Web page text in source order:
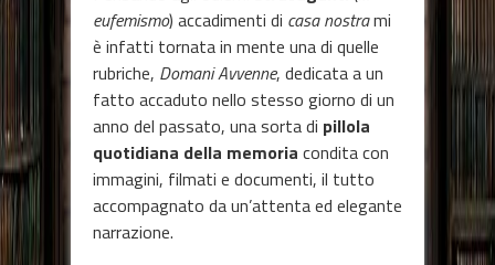
eufemismo) accadimenti di casa nostrami
è infatti tornata in mente una di quelle
rubriche, Domani Avvenne, dedicata a un
fatto accaduto nello stesso giorno di un
anno del passato, una sorta di pillola
quotidiana della memoria condita con
immagini, filmati e documenti, il tutto
accompagnato da un’attenta ed elegante
narrazione.